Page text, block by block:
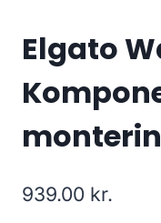
Elgato
939.00 kr.